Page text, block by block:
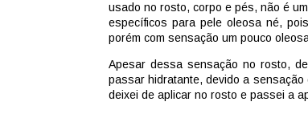
usado no rosto, corpo e pés, não é
específicos para pele oleosa né,
porém com sensação um pouco
Apesar dessa sensação no rosto,
passar hidratante, devido a
deixei de aplicar no rosto e passei a